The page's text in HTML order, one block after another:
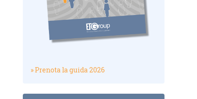
» Prenota la guida 2026